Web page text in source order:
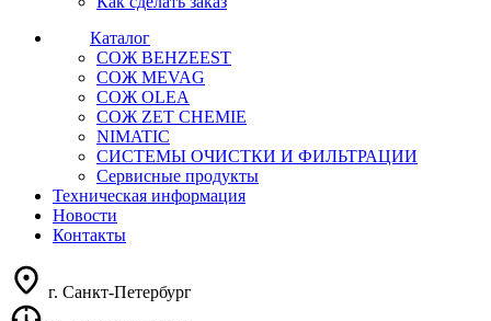
Каталог
СОЖ BEHZEEST
СОЖ MEVAG
СОЖ OLEA
СОЖ ZET CHEMIE
NIMATIC
СИСТЕМЫ ОЧИСТКИ И ФИЛЬТРАЦИИ
Сервисные продукты
Техническая информация
Новости
Контакты
г. Санкт-Петербург